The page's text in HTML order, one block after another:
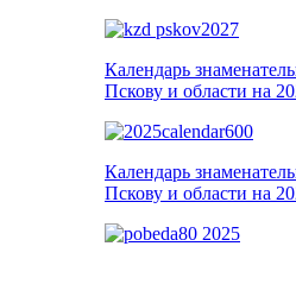
Календарь
Пскову и области на
Календарь
Пскову и области на